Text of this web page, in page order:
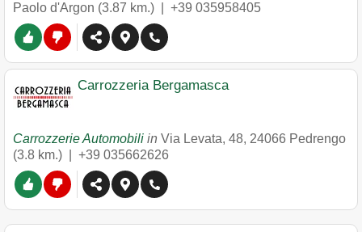
Paolo d'Argon (3.87 km.) | +39 035958405
Carrozzeria Bergamasca
Carrozzerie Automobili in Via Levata, 48, 24066 Pedrengo
(3.8 km.) | +39 035662626